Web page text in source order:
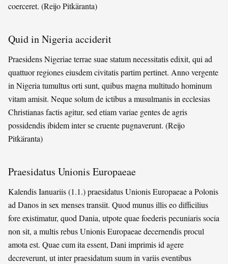
coerceret. (Reijo Pitkäranta)
Quid in Nigeria acciderit
Praesidens Nigeriae terrae suae statum necessitatis edixit, qui ad
quattuor regiones eiusdem civitatis partim pertinet. Anno vergente
in Nigeria tumultus orti sunt, quibus magna multitudo hominum
vitam amisit. Neque solum de ictibus a musulmanis in ecclesias
Christianas factis agitur, sed etiam variae gentes de agris
possidendis ibidem inter se cruente pugnaverunt. (Reijo
Pitkäranta)
Praesidatus Unionis Europaeae
Kalendis Ianuariis (1.1.) praesidatus Unionis Europaeae a Polonis
ad Danos in sex menses transiit. Quod munus illis eo difficilius
fore existimatur, quod Dania, utpote quae foederis pecuniaris socia
non sit, a multis rebus Unionis Europaeae decernendis procul
amota est. Quae cum ita essent, Dani imprimis id agere
decreverunt, ut inter praesidatum suum in variis eventibus